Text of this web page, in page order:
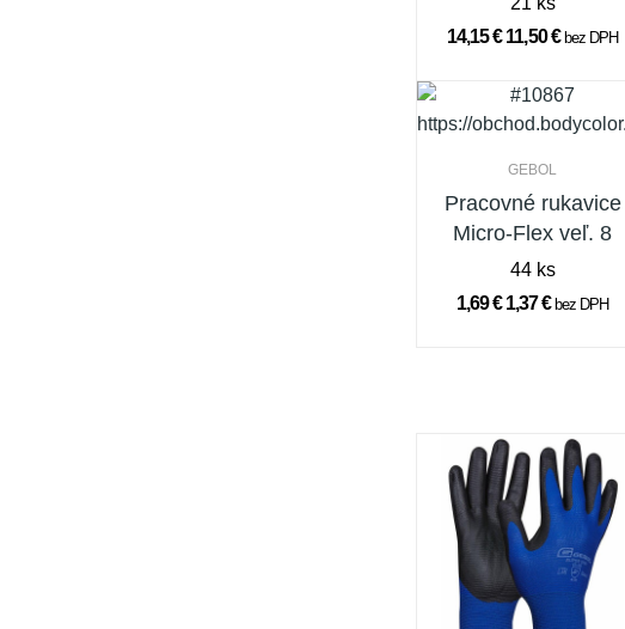
14,15 €11,50 € bez DPH
GEBOL
Pracovné rukavice
Micro-Flex veľ. 8
44 ks
1,69 €1,37 €bez DPH